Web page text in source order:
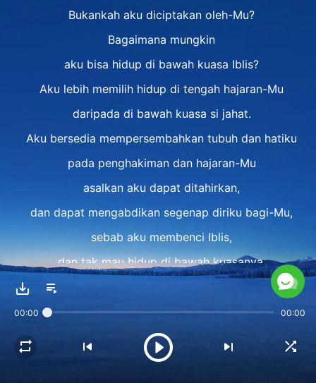
Bukankah aku diciptakan oleh-Mu?
Bagaimana mungkin
aku bisa hidup di bawah kuasa Iblis?
Aku lebih memilih hidup di tengah hajaran-Mu
daripada di bawah kuasa si jahat.
Aku bersedia mempersembahkan tubuh dan hatiku
pada penghakiman dan hajaran-Mu
asalkan aku dapat ditahirkan,
dan dapat mengabdikan segenap diriku bagi-Mu,
sebab aku membenci Iblis,
dan tak mau hidup di bawah kuasanya.
Engkau mengungkapkan watak-Mu yang benar;
aku sepenuhnya bersedia,
dan tak miliki sedikit pun keluhan.
00:00 00:00